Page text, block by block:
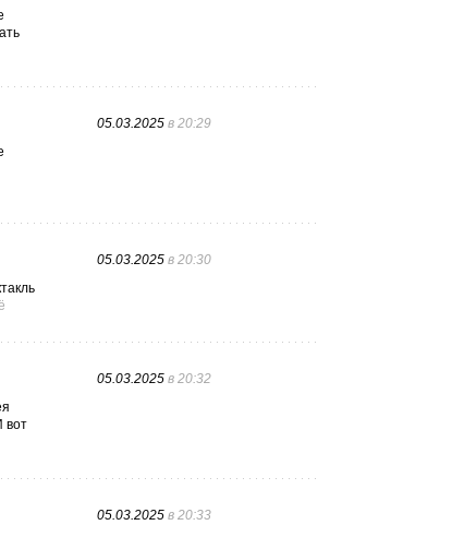
05.03.2025 в 20:29
05.03.2025 в 20:30
вот
05.03.2025 в 20:32
05.03.2025 в 20:33